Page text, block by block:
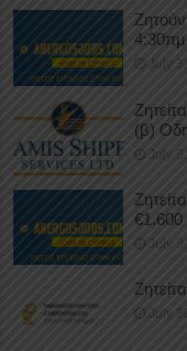
July
(β)
July
€1.600
July
July